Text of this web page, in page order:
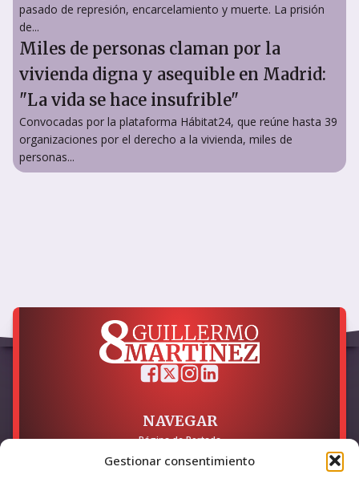
Gestionar consentimiento
pasado de represión, encarcelamiento y muerte. La prisión
de...
Miles de personas claman por la
vivienda digna y asequible en Madrid:
"La vida se hace insufrible"
Convocadas por la plataforma Hábitat24, que reúne hasta 39
organizaciones por el derecho a la vivienda, miles de
personas...
NAVEGAR
Página de Portada